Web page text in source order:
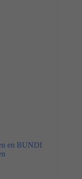
en BUNDI